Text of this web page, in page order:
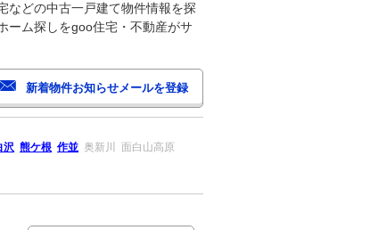
などの中古一戸建て物件情報を探
ーム探しをgoo住宅・不動産がサ
沢 熊ケ根 作並 奥新川
面白山高原